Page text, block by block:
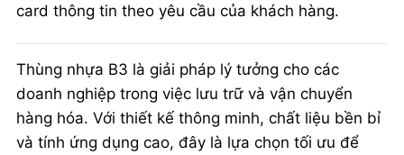
card thông tin theo yêu cầu của khách hàng.
Thùng nhựa B3 là giải pháp lý tưởng cho các
doanh nghiệp trong việc lưu trữ và vận chuyển
hàng hóa. Với thiết kế thông minh, chất liệu bền bỉ
và tính ứng dụng cao, đây là lựa chọn tối ưu để